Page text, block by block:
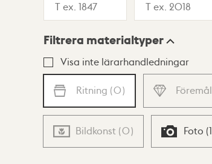
Lista Karta
Filtrera materialtyper
Visa inte lärarhandledningar
Ritning (0) Föremål
Bildkonst (0) Foto (1